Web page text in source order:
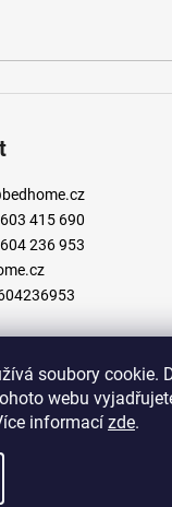
soubory cookie.
webu
informací zde.
bedhome.cz
415 690
236 953